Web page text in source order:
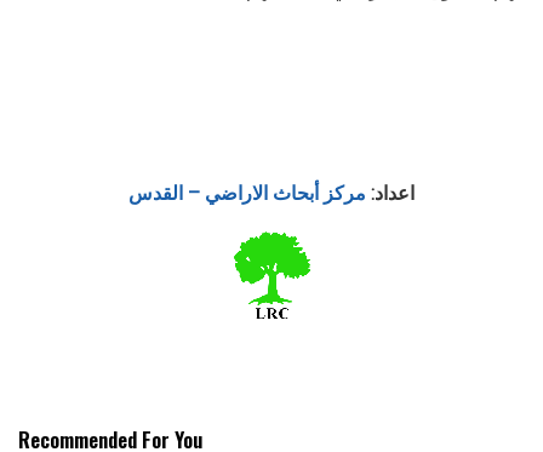
اعداد: مركز أبحاث الاراضي – القدس
Recommended For You